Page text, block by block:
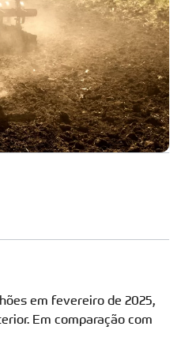
em fevereiro de 2025,
Em comparação com